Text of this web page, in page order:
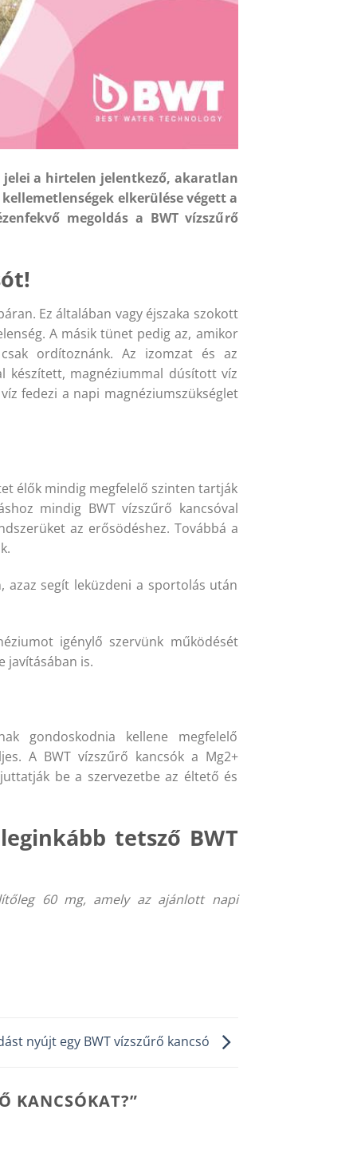
jelei a hirtelen jelentkező, akaratlan
elkerülése végett a
megoldás a BWT vízszűrő
Ez általában vagy éjszaka szokott
A másik tünet pedig az, amikor
ordítoznánk. Az izomzat és az
készített, magnéziummal dúsított víz
fedezi a napi magnéziumszükséglet
élők mindig megfelelő szinten tartják
mindig BWT vízszűrő kancsóval
az erősödéshez. Továbbá a
azaz segít leküzdeni a sportolás után
igénylő szervünk működését
javításában is.
gondoskodnia kellene megfelelő
A BWT vízszűrő kancsók a Mg2+
be a szervezetbe az éltető és
tetsző BWT
60 mg, amely az ajánlott napi
nyújt egy BWT vízszűrő kancsó
KANCSÓKAT?”